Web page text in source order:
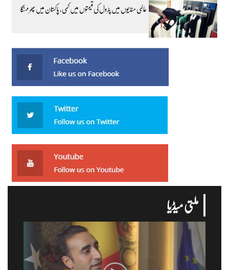
عالمی منڈیوں میں پٹرول کی قیمتوں میں کمی، پاکستان میں پھر مہنگا
ملتی میڈیا